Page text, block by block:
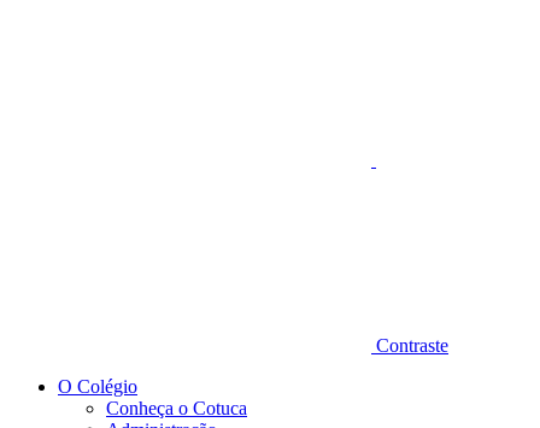
Contraste
O Colégio
Conheça o Cotuca